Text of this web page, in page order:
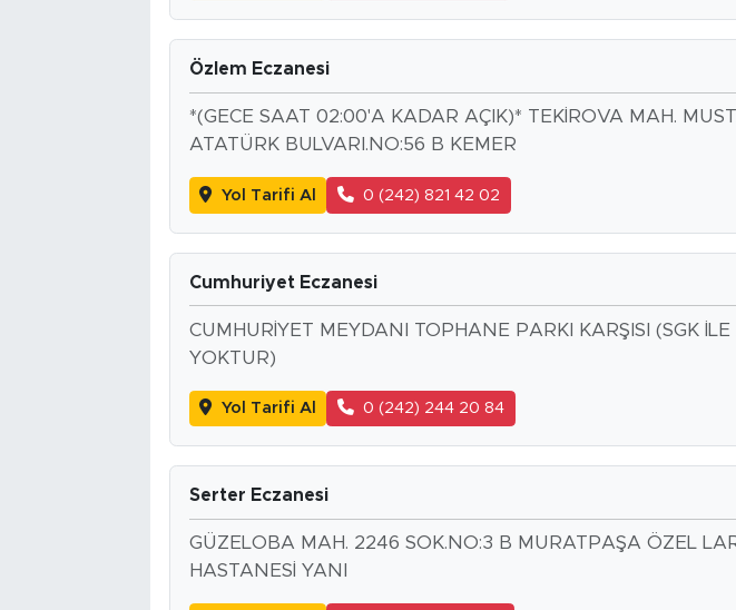
Özlem Eczanesi
*(GECE SAAT 02:00'A KADAR AÇIK)* TEKİROVA MAH.
ATATÜRK BULVARI.NO:56 B KEMER
Yol Tarifi Al 0 (242) 821 42 02
Cumhuriyet Eczanesi
CUMHURİYET MEYDANI TOPHANE PARKI KARŞISI (SGK İLE
YOKTUR)
Yol Tarifi Al 0 (242) 244 20 84
Serter Eczanesi
GÜZELOBA MAH. 2246 SOK.NO:3 B MURATPAŞA ÖZEL
HASTANESİ YANI